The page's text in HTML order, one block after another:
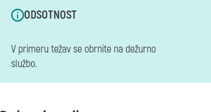
ODSOTNOST
V primeru težav se obrnite na dežurno
službo.